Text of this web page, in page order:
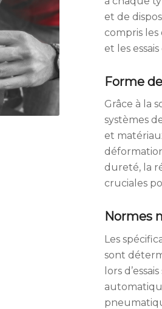
et de
compris les
et les
Forme
Grâce à la
systèmes
et
dureté, la
cruciales
Normes
Les
sont
lors